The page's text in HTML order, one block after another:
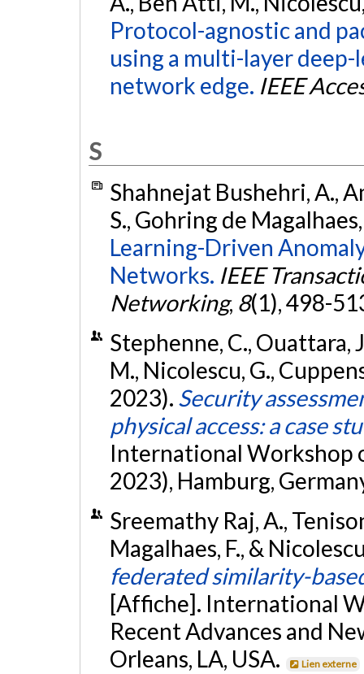
Protocol-agnostic and
using a multi-layer
network edge. IEEE
S
Shahnejat Bushehri, A.,
S., Gohring de
Learning-Driven
Networks. IEEE
Networking, 8(1), 498-
Stephenne, C., Ouattara,
M., Nicolescu, G.,
2023). Security
physical access: a case
International Workshop
2023), Hamburg,
Sreemathy Raj, A.,
Magalhaes, F., &
federated similarity-
[Affiche]. International
Recent Advances and
Orleans, LA, USA.
Lien externe